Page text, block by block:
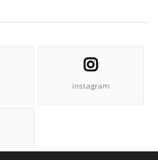
instagram